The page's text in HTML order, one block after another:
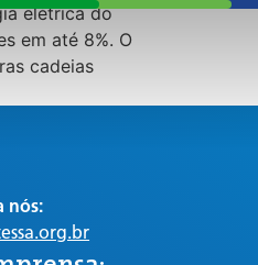
elétrica do
em até 8%. O
cadeias
nós: